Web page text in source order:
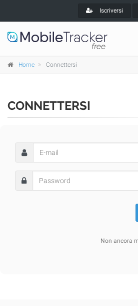
Iscriversi
Home Connettersi
CONNETTERSI
Non ancora